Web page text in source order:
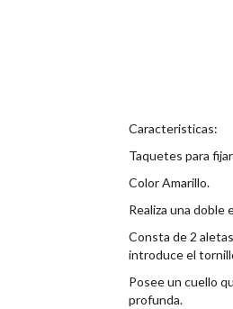
Caracteristicas:
Taquetes para
Color Amarillo.
Realiza una doble
Consta de 2
introduce el
Posee un cuello
profunda.